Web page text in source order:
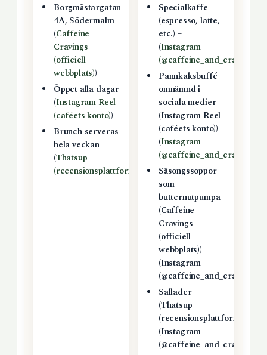
Borgmästargatan
4A, Södermalm
(Caffeine
Cravings
(officiell
webbplats))
Öppet alla dagar
(Instagram Reel
(caféets konto))
Brunch serveras
hela veckan
(Thatsup
(recensionsplattform)
Specialkaffe
(espresso, latte,
etc.) –
(Instagram
(@caffeine_and_cravings)
Pannkaksbuffé –
omnämnd i
sociala medier
(Instagram Reel
(caféets konto))
(Instagram
(@caffeine_and_cravings)
Säsongssoppor
som
butternutpumpa
(Caffeine
Cravings
(officiell
webbplats))
(Instagram
(@caffeine_and_cravings))
Sallader –
(Thatsup
(recensionsplattform))
(Instagram
(@caffeine_and_cravings))